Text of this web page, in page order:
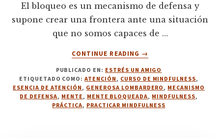
El bloqueo es un mecanismo de defensa y
supone crear una frontera ante una situación
que no somos capaces de …
CONTINUE READING
ACERCA
7.
DESBLOQUÉA-
TE.
PRÁCTICA.
→
PUBLICADO EN: ESTRÉS UN AMIGO
ETIQUETADO COMO:ATENCIÓN , CURSO DE MINDFULNESS,
ESENCIA DE ATENCIÓN , GENEROSA LOMBARDERO , MECANISMO
DE DEFENSA, MENTE , MENTE BLOQUEADA, MINDFULNESS,
PRÁCTICA, PRACTICAR MINDFULNESS